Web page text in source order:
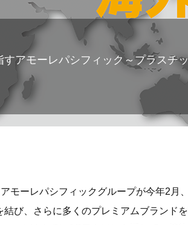
アモーレパシフィック～プラスチ
モーレパシフィックグループが今年2月
び、さらに多くのプレミアムブランド